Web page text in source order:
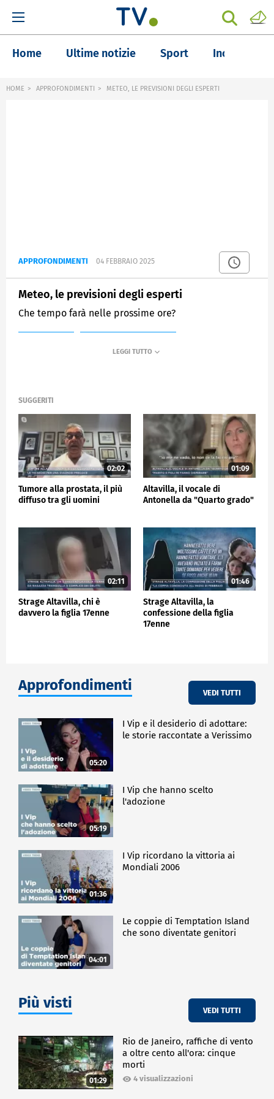
Home Ultime notizie Sport Inchieste
HOME APPROFONDIMENTI METEO, LE PREVISIONI DEGLI ESPERTI
APPROFONDIMENTI 04 FEBBRAIO 2025
Meteo, le previsioni degli esperti
Che tempo farà nelle prossime ore?
SUGGERITI
02:02
Tumore alla prostata, il più
diffuso tra gli uomini
01:09
Altavilla, il vocale di
Antonella da "Quarto grado"
02:11
Strage Altavilla, chi è
davvero la figlia 17enne
01:46
Strage Altavilla, la
confessione della figlia
17enne
Approfondimenti VEDI TUTTI
05:20
I Vip e il desiderio di adottare:
le storie raccontate a Verissimo
05:19
I Vip che hanno scelto
l'adozione
01:36
I Vip ricordano la vittoria ai
Mondiali 2006
04:01
Le coppie di Temptation Island
che sono diventate genitori
Più visti VEDI TUTTI
01:29
Rio de Janeiro, raffiche di vento
a oltre cento all'ora: cinque
morti
4 visualizzazioni